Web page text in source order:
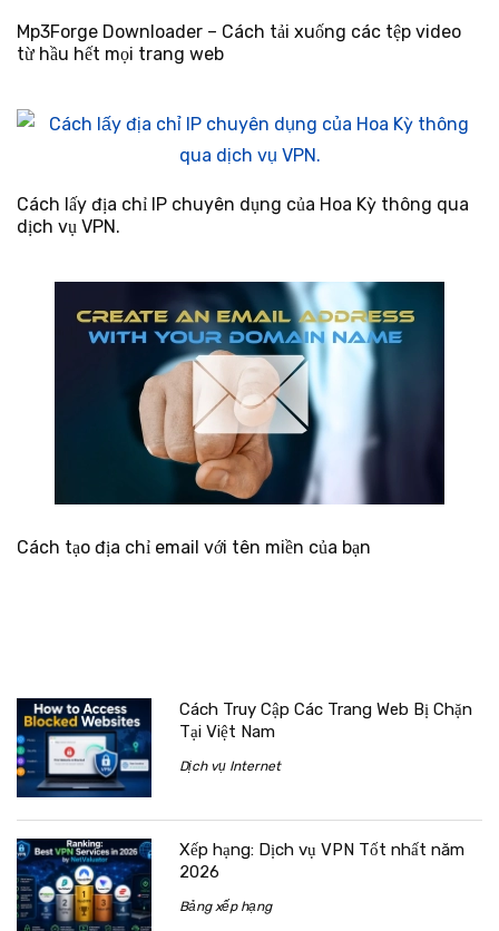
Mp3Forge Downloader – Cách tải xuống các tệp video
từ hầu hết mọi trang web
Cách lấy địa chỉ IP chuyên dụng của Hoa Kỳ thông qua
dịch vụ VPN.
Cách tạo địa chỉ email với tên miền của bạn
Cách Truy Cập Các Trang Web Bị Chặn
Tại Việt Nam
Dịch vụ Internet
Xếp hạng: Dịch vụ VPN Tốt nhất năm
2026
Bảng xếp hạng